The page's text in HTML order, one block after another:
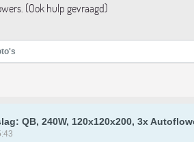
(Ook hulp gevraagd)
QB, 240W, 120x120x200, 3x